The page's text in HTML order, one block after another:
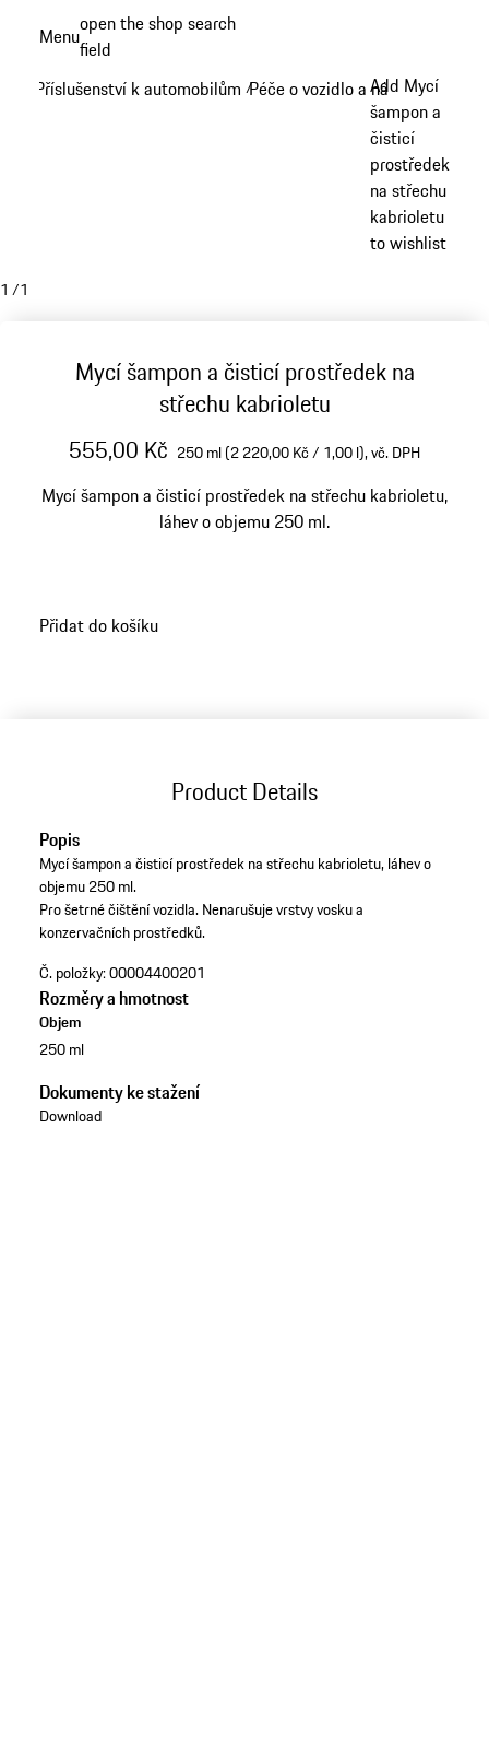
obsahu
Menuopen the shop search
field
Příslušenství k automobilům /Péče o vozidlo a nářadí/
Add Mycí
šampon a
čisticí
prostředek
na střechu
kabrioletu
to wishlist
1 /1
Mycí šampon a čisticí prostředek na
střechu kabrioletu
555,00 Kč 250 ml (2 220,00 Kč / 1,00 l),vč. DPH
Mycí šampon a čisticí prostředek na střechu kabrioletu,
láhev o objemu 250 ml.
Přidat do košíku
Product Details
Popis
Mycí šampon a čisticí prostředek na střechu kabrioletu, láhev o
objemu 250 ml.
Pro šetrné čištění vozidla. Nenarušuje vrstvy vosku a
konzervačních prostředků.
Č. položky:00004400201
Rozměry a hmotnost
Objem
250 ml
Dokumenty ke stažení
Download